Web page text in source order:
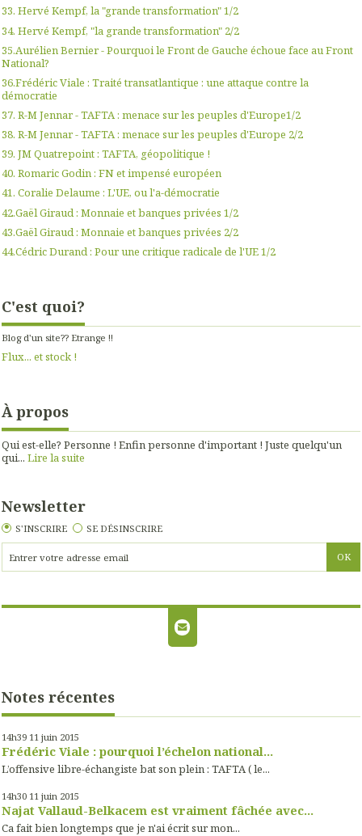
33. Hervé Kempf, la "grande transformation" 1/2
34. Hervé Kempf, "la grande transformation" 2/2
35.Aurélien Bernier - Pourquoi le Front de Gauche échoue face au Front
National?
36.Frédéric Viale : Traité transatlantique : une attaque contre la
démocratie
37. R-M Jennar - TAFTA : menace sur les peuples d'Europe1/2
38. R-M Jennar - TAFTA : menace sur les peuples d'Europe 2/2
39. JM Quatrepoint : TAFTA, géopolitique !
40. Romaric Godin : FN et impensé européen
41. Coralie Delaume : L'UE, ou l'a-démocratie
42.Gaël Giraud : Monnaie et banques privées 1/2
43.Gaël Giraud : Monnaie et banques privées 2/2
44.Cédric Durand : Pour une critique radicale de l'UE 1/2
C'est quoi?
Blog d'un site?? Etrange !!
Flux... et stock !
À propos
Qui est-elle? Personne ! Enfin personne d'important ! Juste quelqu'un
qui... Lire la suite
Newsletter
S'INSCRIRE SE DÉSINSCRIRE
Notes récentes
14h39 11 juin 2015
Frédéric Viale : pourquoi l’échelon national...
L’offensive libre-échangiste bat son plein : TAFTA ( le...
14h30 11 juin 2015
Najat Vallaud-Belkacem est vraiment fâchée avec...
Ca fait bien longtemps que je n'ai écrit sur mon...